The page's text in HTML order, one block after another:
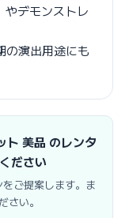
デモンストレ
演出用途にも
美品 のレンタ
ださい
ご提案します。ま
さい。